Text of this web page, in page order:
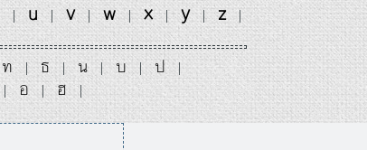
| u | v | w | x | y | z |
ท | ธ | น | บ | ป |
| อ | ฮ |